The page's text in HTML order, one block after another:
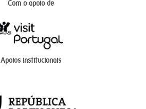
Com o apoio de
Apoios institucionais